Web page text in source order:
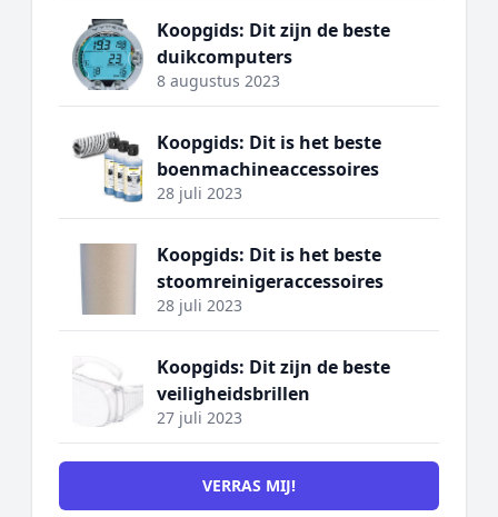
Koopgids: Dit zijn de beste
duikcomputers
8 augustus 2023
Koopgids: Dit is het beste
boenmachineaccessoires
28 juli 2023
Koopgids: Dit is het beste
stoomreinigeraccessoires
28 juli 2023
Koopgids: Dit zijn de beste
veiligheidsbrillen
27 juli 2023
VERRAS MIJ!